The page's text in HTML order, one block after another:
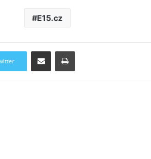
E15.cz
Poslat emailem